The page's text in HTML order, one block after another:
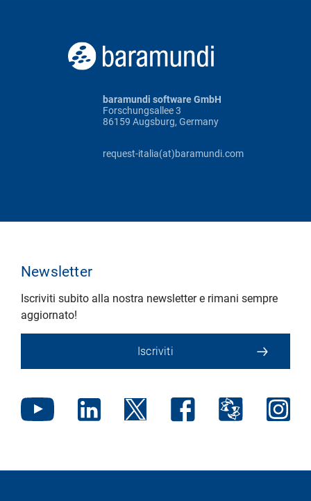
baramundi software GmbH
Forschungsallee 3
86159 Augsburg, Germany
request-italia(at)baramundi.com
Newsletter
Iscriviti subito alla nostra newsletter e rimani sempre
aggiornato!
Iscriviti